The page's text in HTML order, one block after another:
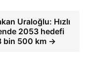
Uraloğlu: Hızlı
2053 hedefi
bin 500 km →